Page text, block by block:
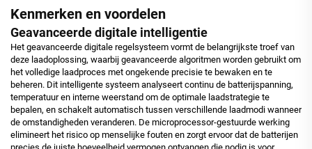
Kenmerken en voordelen
Geavanceerde digitale intelligentie
Het geavanceerde digitale regelsysteem vormt de belangrijkste troef van
deze laadoplossing, waarbij geavanceerde algoritmen worden gebruikt om
het volledige laadproces met ongekende precisie te bewaken en te
beheren. Dit intelligente systeem analyseert continu de batterijspanning,
temperatuur en interne weerstand om de optimale laadstrategie te
bepalen, en schakelt automatisch tussen verschillende laadmodi wanneer
de omstandigheden veranderen. De microprocessor-gestuurde werking
elimineert het risico op menselijke fouten en zorgt ervoor dat de batterijen